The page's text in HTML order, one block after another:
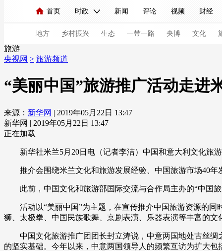
首页 时政 新闻 评论 视频 财经
人民领袖习近平 联播+ 中国领导人 央视快评 习
直播 栏目大全 节目单 听音 微视频
海外频道 iPanda English Монгол
地方 乡村振兴 生态 一带一路 央博 文化
新闻 国内 国际
视频 小央视频 小央直播 直播中国 熊
现场 前线 比划 快看 蓝海中国 新
VIP会员 CCTV奥林匹克频道 生活体育大会
财经 教育 乡村振兴 生态环境 一带一路
旅游
央视网 > 旅游频道
“美丽中国”旅游推广活动走进
来源： 新华网 | 2019年05月22日 13:47
新华网 | 2019年05月22日 13:47
正在加载
新华社米兰5月20日电（记者李洁）中国和意大利文化旅游
推介会围绕米兰文化和旅游发展经验、中国旅游市场40年
此前，中国文化和旅游部国际交流与合作局主办的“中国旅
活动以“美丽中国”为主题，在宣传推介中国旅游资源的同
狮、太极拳、中国民族歌舞、京剧表演、乐器表演等丰富的
中国文化旅游推广团团长封立涛说，中意两国地处古丝绸
的坚实基础。今年以来，中意两国领导人的频繁互访为扩大